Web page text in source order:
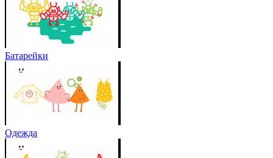
Батарейки
Одежда